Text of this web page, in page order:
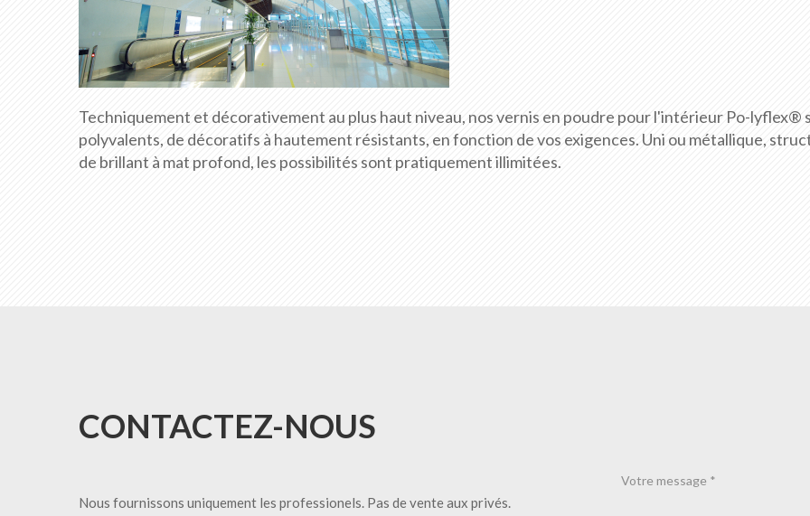
Techniquement et décorativement au plus haut niveau, nos vernis en poudre pour l'intérieur Po-lyflex®
polyvalents, de décoratifs à hautement résistants, en fonction de vos exigences. Uni ou métallique,
de brillant à mat profond, les possibilités sont pratiquement illimitées.
CONTACTEZ-NOUS
Nous fournissons uniquement les professionels. Pas de vente aux privés.